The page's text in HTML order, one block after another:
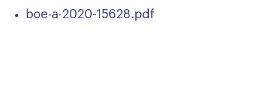
boe-a-2020-15628.pdf